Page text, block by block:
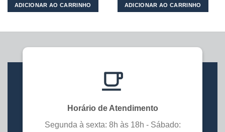
ADICIONAR AO CARRINHO ADICIONAR AO CARRINHO
Horário de Atendimento
Segunda à sexta: 8h às 18h - Sábado: